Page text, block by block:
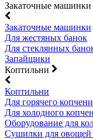
Закаточные машинки
Закаточные машинки
Для жестяных банок
Для стеклянных
Запайщики
Коптильни
Коптильни
Для горячего
Для холодного
Оборудование для
Сушилки для овощей